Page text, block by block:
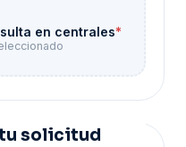
en centrales*
solicitud